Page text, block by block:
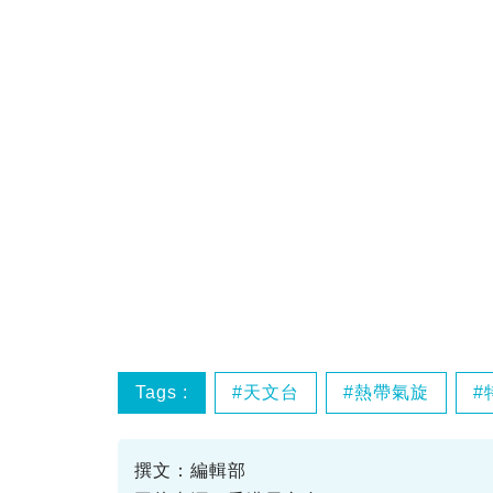
Tags : 天文台 熱帶氣旋
撰文：編輯部